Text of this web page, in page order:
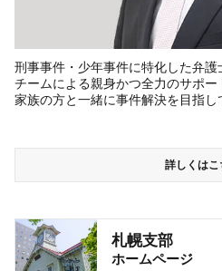
刑事事件・少年事件に特化した弁
チームによる親身かつ全力のサポ
家族の方と一緒に事件解決を目指し
詳しくはこ
札幌支部
ホームページ